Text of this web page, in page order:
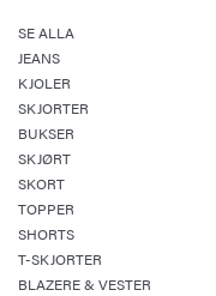
SE ALLA
JEANS
KJOLER
SKJORTER
BUKSER
SKJØRT
SKORT
TOPPER
SHORTS
T-SKJORTER
BLAZERE & VESTER